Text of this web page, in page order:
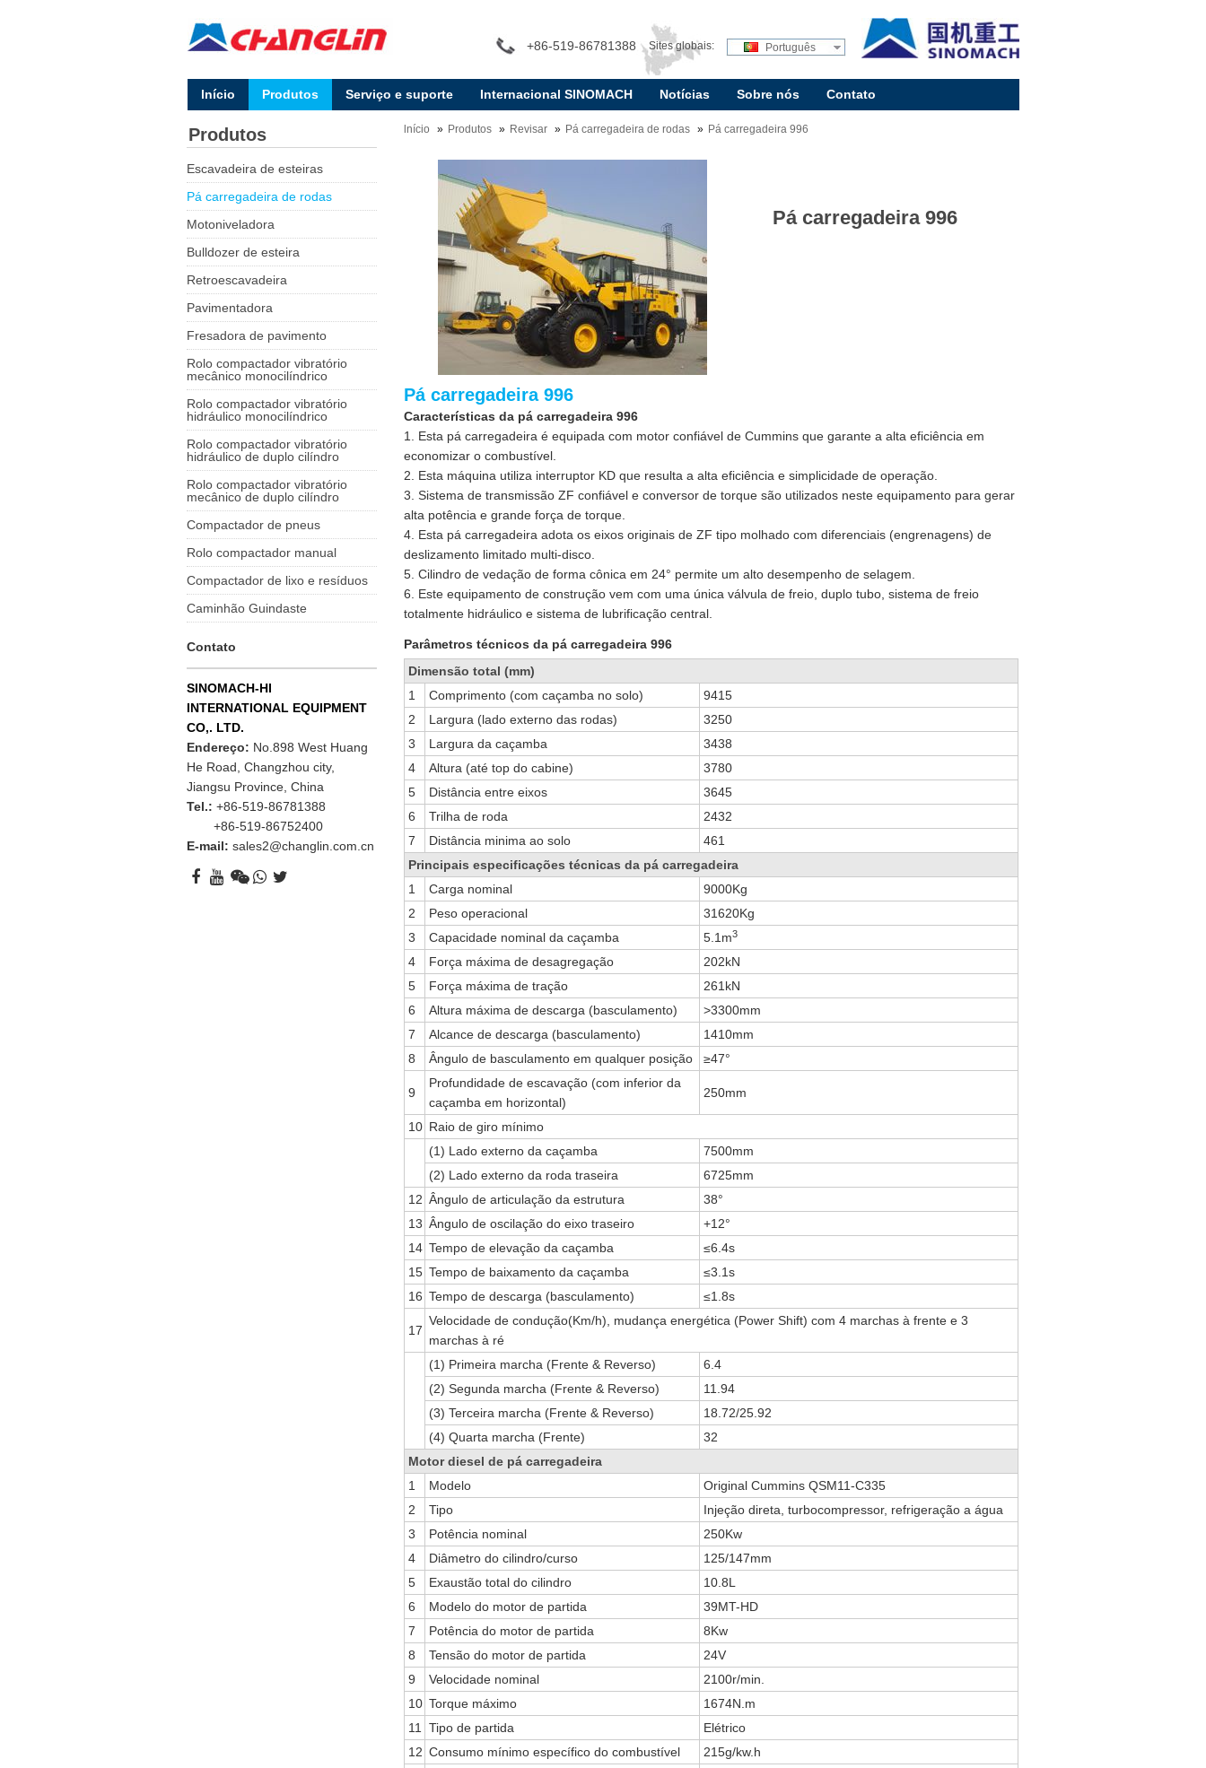
+86-519-86781388 Sites globais: Português
lnício Produtos Serviço e suporte Internacional SINOMACH Notícias Sobre nós Contato
lnício Produtos Revisar Pá carregadeira de rodas Pá carregadeira 996
Pá carregadeira 996
Pá carregadeira 996
Características da pá carregadeira 996
1. Esta pá carregadeira é equipada com motor confiável de Cummins que garante a alta eficiência em
economizar o combustível.
2. Esta máquina utiliza interruptor KD que resulta a alta eficiência e simplicidade de operação.
3. Sistema de transmissão ZF confiável e conversor de torque são utilizados neste equipamento para gerar
alta potência e grande força de torque.
4. Esta pá carregadeira adota os eixos originais de ZF tipo molhado com diferenciais (engrenagens) de
deslizamento limitado multi-disco.
5. Cilindro de vedação de forma cônica em 24° permite um alto desempenho de selagem.
6. Este equipamento de construção vem com uma única válvula de freio, duplo tubo, sistema de freio
totalmente hidráulico e sistema de lubrificação central.
Parâmetros técnicos da pá carregadeira 996
Dimensão total (mm)
1
Comprimento (com caçamba no solo)
9415
2
Largura (lado externo das rodas)
3250
3
Largura da caçamba
3438
4
Altura (até top do cabine)
3780
5
Distância entre eixos
3645
6
Trilha de roda
2432
7
Distância minima ao solo
461
Principais especificações técnicas da pá carregadeira
1
Carga nominal
9000Kg
2
Peso operacional
31620Kg
3
Capacidade nominal da caçamba 5.1m3
4 Força máxima de desagregação
202kN
5
Força máxima de tração
261kN
6
Altura máxima de descarga (basculamento)
>3300mm
7
Alcance de descarga (basculamento)
1410mm
8
Ângulo de basculamento em qualquer posição ≥47°
9
Profundidade de escavação (com inferior da
caçamba em horizontal)
250mm
10 Raio de giro mínimo
(1) Lado externo da caçamba
7500mm
(2) Lado externo da roda traseira
6725mm
12 Ângulo de articulação da estrutura
38°
13 Ângulo de oscilação do eixo traseiro
+12°
14 Tempo de elevação da caçamba
≤6.4s
15 Tempo de baixamento da caçamba
≤3.1s
16 Tempo de descarga (basculamento) ≤1.8s
17
Velocidade de condução(Km/h), mudança energética (Power Shift) com 4 marchas à frente e 3
marchas à ré
(1) Primeira marcha (Frente & Reverso)
6.4
(2) Segunda marcha (Frente & Reverso)
11.94
(3) Terceira marcha (Frente & Reverso)
18.72/25.92
(4) Quarta marcha (Frente)
32
Motor diesel de pá carregadeira
1
Modelo
Original Cummins QSM11-C335
2
Tipo
Injeção direta, turbocompressor, refrigeração a água
3
Potência nominal
250Kw
4
Diâmetro do cilindro/curso
125/147mm
5
Exaustão total do cilindro
10.8L
6
Modelo do motor de partida
39MT-HD
7
Potência do motor de partida
8Kw
8
Tensão do motor de partida
24V
9
Velocidade nominal
2100r/min.
10 Torque máximo
1674N.m
11
Tipo de partida
Elétrico
12 Consumo mínimo específico do combustível
215g/kw.h
Produtos
Escavadeira de esteiras
Pá carregadeira de rodas
Motoniveladora
Bulldozer de esteira
Retroescavadeira
Pavimentadora
Fresadora de pavimento
Rolo compactador vibratório
mecânico monocilíndrico
Rolo compactador vibratório
hidráulico monocilíndrico
Rolo compactador vibratório
hidráulico de duplo cilíndro
Rolo compactador vibratório
mecânico de duplo cilíndro
Compactador de pneus
Rolo compactador manual
Compactador de lixo e resíduos
Caminhão Guindaste
Contato
SINOMACH-HI
INTERNATIONAL EQUIPMENT
CO,. LTD.
Endereço: No.898 West Huang
He Road, Changzhou city,
Jiangsu Province, China
Tel.: +86-519-86781388
+86-519-86752400
E-mail:sales2@changlin.com.cn